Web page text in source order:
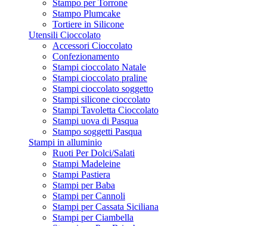
Stampo per Torrone
Stampo Plumcake
Tortiere in Silicone
Utensili Cioccolato
Accessori Cioccolato
Confezionamento
Stampi cioccolato Natale
Stampi cioccolato praline
Stampi cioccolato soggetto
Stampi silicone cioccolato
Stampi Tavoletta Cioccolato
Stampi uova di Pasqua
Stampo soggetti Pasqua
Stampi in alluminio
Ruoti Per Dolci/Salati
Stampi Madeleine
Stampi Pastiera
Stampi per Baba
Stampi per Cannoli
Stampi per Cassata Siciliana
Stampi per Ciambella